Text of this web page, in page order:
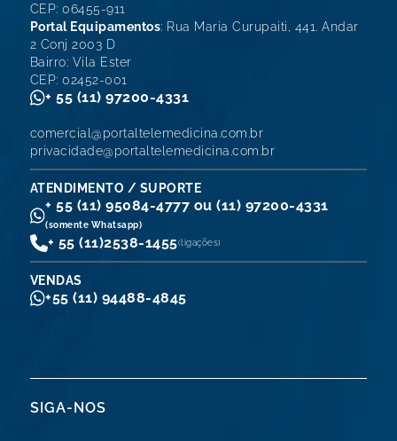
CEP: 06455-911
Portal Equipamentos: Rua Maria Curupaiti, 441. Andar
2 Conj 2003 D
Bairro: Vila Ester
CEP: 02452-001
+ 55 (11) 97200-4331
comercial@portaltelemedicina.com.br
privacidade@portaltelemedicina.com.br
ATENDIMENTO / SUPORTE
+ 55 (11) 95084-4777 ou (11) 97200-4331
(somente Whatsapp)
+ 55 (11)2538-1455(ligações)
VENDAS
+55 (11) 94488-4845
SIGA-NOS